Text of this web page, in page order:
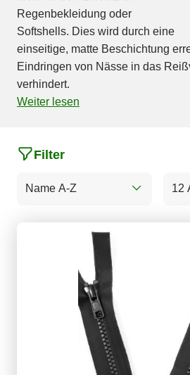
Regenbekleidung oder
Softshells. Dies wird durch eine
einseitige, matte Beschichtung
Eindringen von Nässe in das
verhindert.
Weiter lesen
Name A-Z
Filter
12